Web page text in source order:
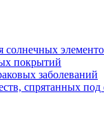
солнечных
покрытий
заболеваний
спрятанных под